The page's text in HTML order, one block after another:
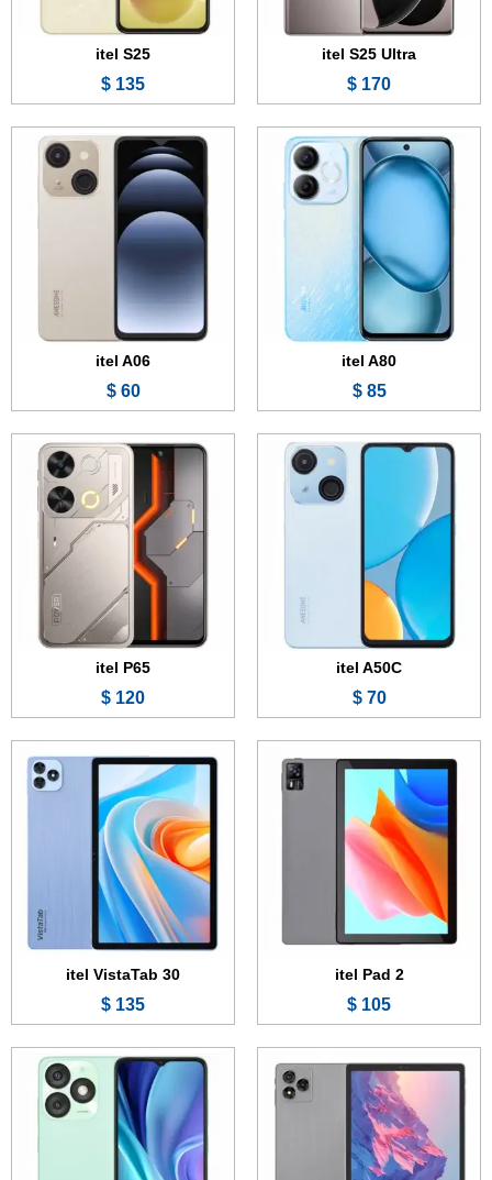
itel S25 Ultra
170 $
itel S25
135 $
itel A80
85 $
عرض الموصفات ←
itel A06
60 $
عرض الموصفات ←
itel A50C
70 $
الشاشة:6.6 بوصة - IPS LCD
الذاكرة:
الرام:
المعالج:Unisoc T603
البطارية والشحن السريع:4000 مللي أمبير
عرض الموصفات ←
itel P65
120 $
الشاشة:6.7 بوصة - 120 هرتز - IPS LCD
الذاكرة:128 أو 256 جيجابايت
الرام:4 أو 6 أو 8 جيجابايت
المعالج:Unisoc T615
البطارية والشحن السريع:
عرض الموصفات ←
itel Pad 2
105 $
الشاشة:
الذاكرة الداخلية:
4 جيجابايت
البطارية والشحن السريع:
عرض الموصفات ←
itel VistaTab 30
135 $
الذاكرة الداخلية:128 جيجابايت
الرام:
الكاميرا:8 ميجابكسل
المعالج: Unisoc T606
البطارية والشحن السريع:
عرض الموصفات ←
الشاشة:10 بوصة - IPS LCD
الذاكرة الداخلية:
الرام:4 جيجابايت
الكاميرا: 8 ميجابكسل
المعالج: Unisoc T606
البطارية والشحن السريع:
عرض الموصفات ←
الشاشة:6.6 بوصة - IPS LCD
الذاكرة:64 أو 128 جيجابايت
الرام:2 أو 3 أو 4 جيجابايت
الكاميرا:8 + 0.3 ميجابكسل
المعالج:
البطارية والشحن السريع:
عرض الموصفات ←
الشاشة:
الذاكرة:128 أو 256 جيجابايت
الرام:8 أو 12 جيجابايت
الكاميرا:50 + 0.3 ميجابكسل
الشاشة:
الذاكرة:
الرام:4 أو 8 جيجابايت
الكاميرا: